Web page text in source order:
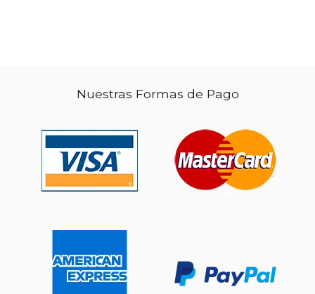
Nuestras Formas de Pago